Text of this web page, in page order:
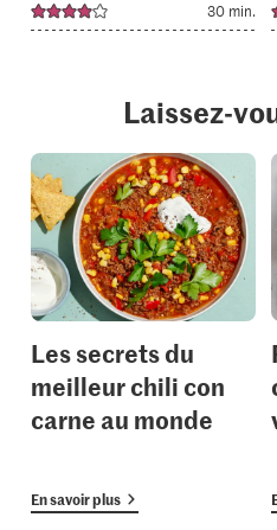
30 min.
Laissez-
Les secrets du
meilleur chili con
carne au monde
En savoir plus